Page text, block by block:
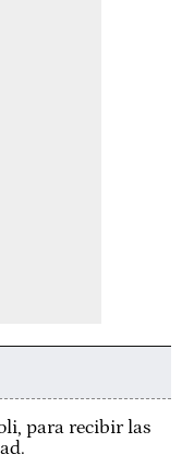
para recibir las